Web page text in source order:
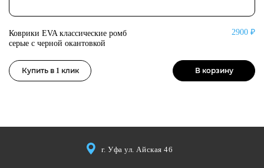
Коврики EVA классические ромб
серые с черной окантовкой
2900 ₽
Купить в 1 клик В корзину
г. Уфа ул. Айская 46